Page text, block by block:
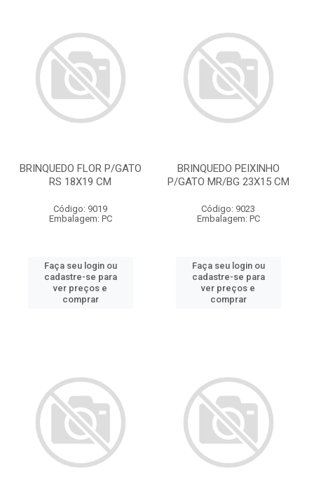
BRINQUEDO FLOR P/GATO
RS 18X19 CM
Código: 9019
Embalagem: PC
Faça seu login ou
cadastre-se para
ver preços e
comprar
BRINQUEDO PEIXINHO
P/GATO MR/BG 23X15 CM
Código: 9023
Embalagem: PC
Faça seu login ou
cadastre-se para
ver preços e
comprar